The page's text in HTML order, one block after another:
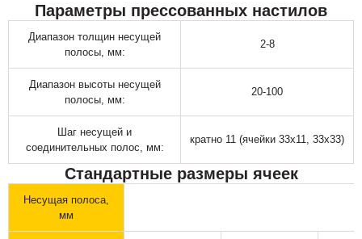
Параметры прессованных настилов
Диапазон толщин несущей
полосы, мм:
2-8
Диапазон высоты несущей
полосы, мм:
20-100
Шаг несущей и
соединительных полос, мм:
кратно 11 (ячейки 33х11, 33х33)
Стандартные размеры ячеек
Несущая полоса,
мм